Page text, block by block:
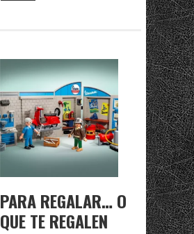
PARA REGALAR… O
QUE TE REGALEN